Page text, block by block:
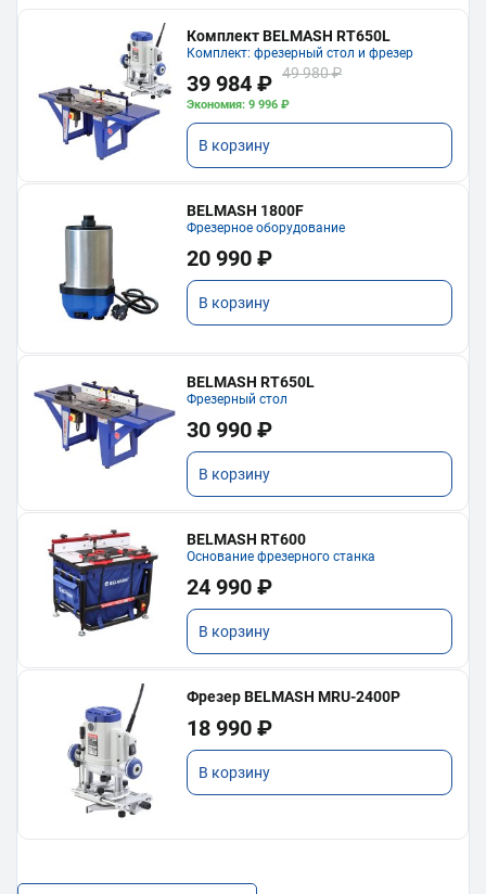
Комплект BELMASH RT650L
Комплект: фрезерный стол и фрезер
39 984 ₽ 49 980 ₽
Экономия: 9 996 ₽
В корзину
BELMASH 1800F
Фрезерное оборудование
20 990 ₽
В корзину
BELMASH RT650L
Фрезерный стол
30 990 ₽
В корзину
BELMASH RT600
Основание фрезерного станка
24 990 ₽
В корзину
Фрезер BELMASH MRU-2400P
18 990 ₽
В корзину